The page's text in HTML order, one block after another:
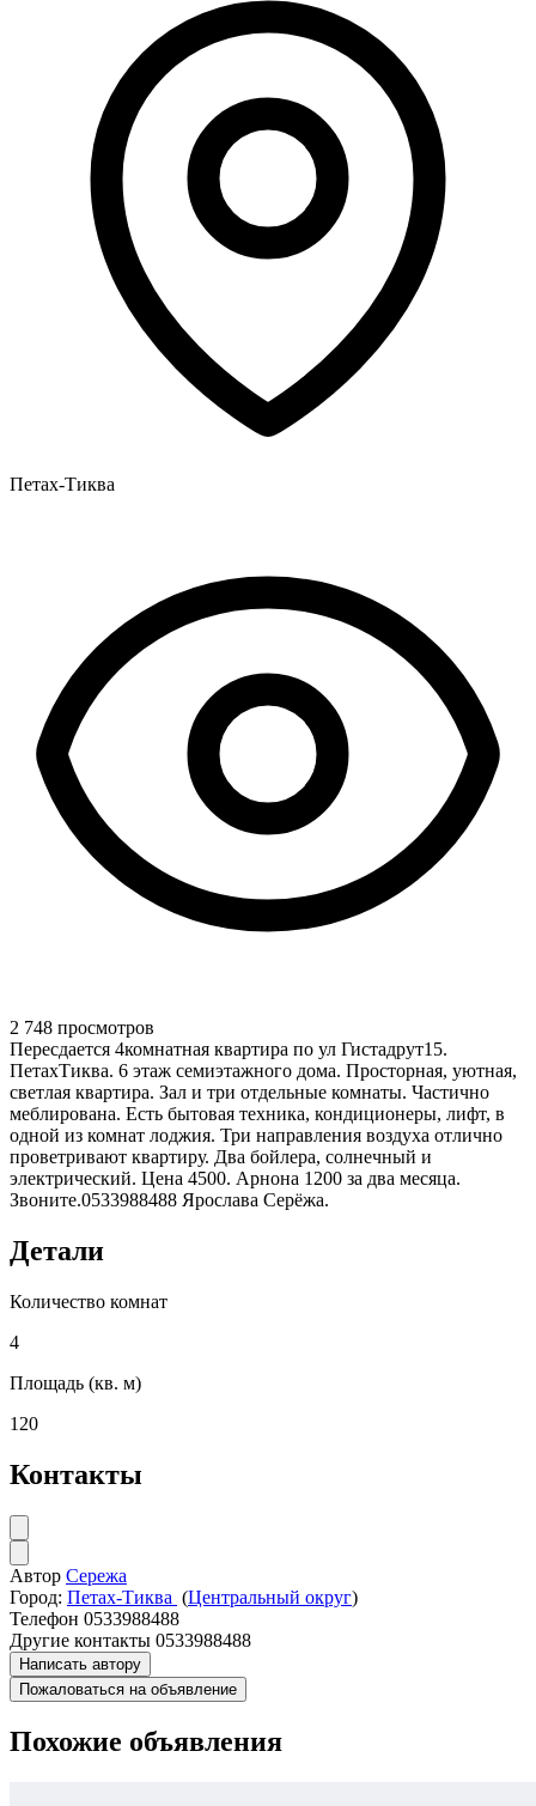
Петах-Тиква
2 748 просмотров
Пересдается 4комнатная квартира по ул Гистадрут15.
ПетахТиква. 6 этаж семиэтажного дома. Просторная, уютная,
светлая квартира. Зал и три отдельные комнаты. Частично
меблирована. Есть бытовая техника, кондиционеры, лифт, в
одной из комнат лоджия. Три направления воздуха отлично
проветривают квартиру. Два бойлера, солнечный и
электрический. Цена 4500. Арнона 1200 за два месяца.
Звоните.0533988488 Ярослава Серёжа.
Детали
Количество комнат
4
Площадь (кв. м)
120
Контакты
Автор Сережа
Город: Петах-Тиква (Центральный округ)
Телефон 0533988488
Другие контакты 0533988488
Написать автору
Пожаловаться на объявление
Похожие объявления